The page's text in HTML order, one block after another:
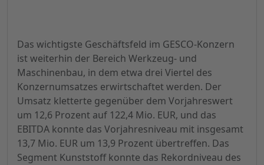
Das wichtigste Geschäftsfeld im GESCO-Konzern
ist weiterhin der Bereich Werkzeug- und
Maschinenbau, in dem etwa drei Viertel des
Konzernumsatzes erwirtschaftet werden. Der
Umsatz kletterte gegenüber dem Vorjahreswert
um 12,6 Prozent auf 122,4 Mio. EUR, und das
EBITDA konnte das Vorjahresniveau mit insgesamt
13,7 Mio. EUR um 13,9 Prozent übertreffen. Das
Segment Kunststoff konnte das Rekordniveau des